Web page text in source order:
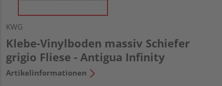
KWG
Klebe-Vinylboden massiv Schiefer
grigio Fliese - Antigua Infinity
Artikelinformationen